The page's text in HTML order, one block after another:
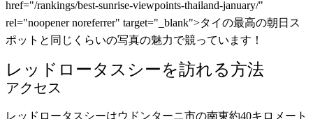
href="/rankings/best-sunrise-viewpoints-thailand-january/"
rel="noopener noreferrer" target="_blank">タイの最高の朝日ス
ポットと同じくらいの写真の魅力で競っています！
レッドロータスシーを訪れる方法
アクセス
レッドロータスシーはウドンターニ市の南東約40キロメート